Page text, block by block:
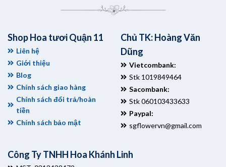
Shop Hoa tươi Quận 11
Liên hệ
Giới thiệu
Blog
Chính sách giao hàng
Chính sách đổi trả/hoàn
tiền
Chính sách bảo mật
Chủ TK: Hoàng Văn
Dũng
Vietcombank:
Stk 1019849464
Sacombank:
Stk 060103433633
Paypal:
sgflowervn@gmail.com
Công Ty TNHH Hoa Khánh Linh